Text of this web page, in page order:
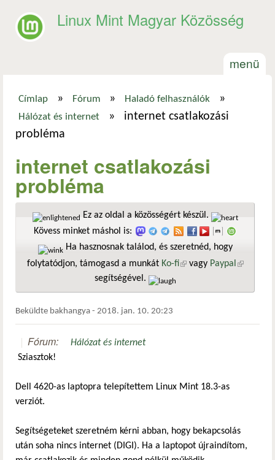
Linux Mint Magyar Közösség
menü
Jelenlegi hely
Címlap » Fórum » Haladó felhasználók »
Hálózat és internet »
internet csatlakozási
probléma
internet csatlakozási
probléma
Ez az oldal a közösségért készül.
Kövess minket máshol is:
Ha hasznosnak találod, és szeretnéd, hogy
folytatódjon, támogasd a munkát Ko-fi(külső hivatkozás)
vagy Paypal
segítségével.
Beküldte bakhangya - 2018. jan. 10. 20:23
Fórum:
Hálózat és internet
Sziasztok!
Dell 4620-as laptopra telepítettem Linux Mint 18.3-as
verziót.
Segítségeteket szeretném kérni abban, hogy bekapcsolás
után soha nincs internet (DIGI). Ha a laptopot újraindítom,